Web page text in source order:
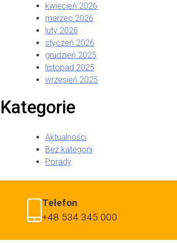
kwiecień 2026
marzec 2026
luty 2026
styczeń 2026
grudzień 2025
listopad 2025
wrzesień 2025
Kategorie
Aktualności
Bez kategorii
Porady
Telefon
+48 534 345 000